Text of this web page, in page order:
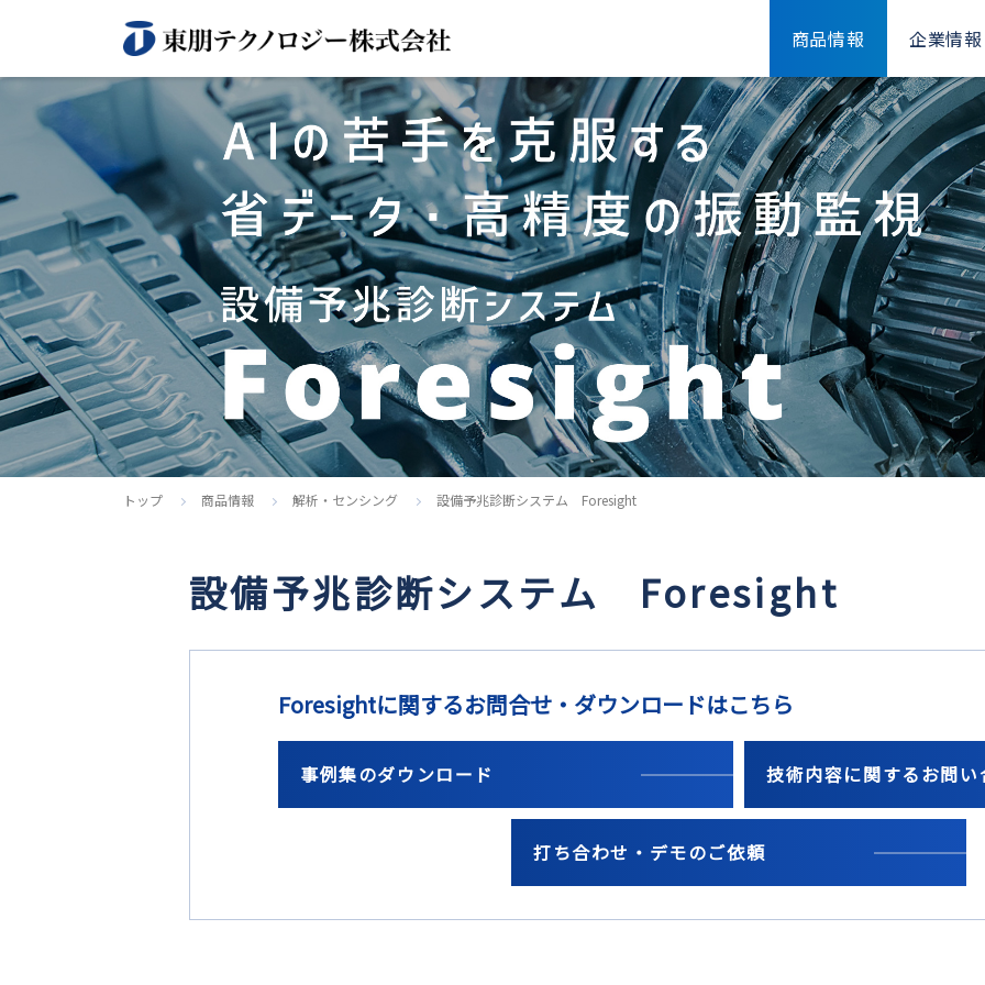
商品情報 企業情報
トップ 商品情報 解析・センシング 設備予兆診断システム Foresight
設備予兆診断システム Foresight
Foresightに関するお問合せ・ダウンロードはこちら
事例集のダウンロード 技術内容に関するお問い
打ち合わせ・デモのご依頼